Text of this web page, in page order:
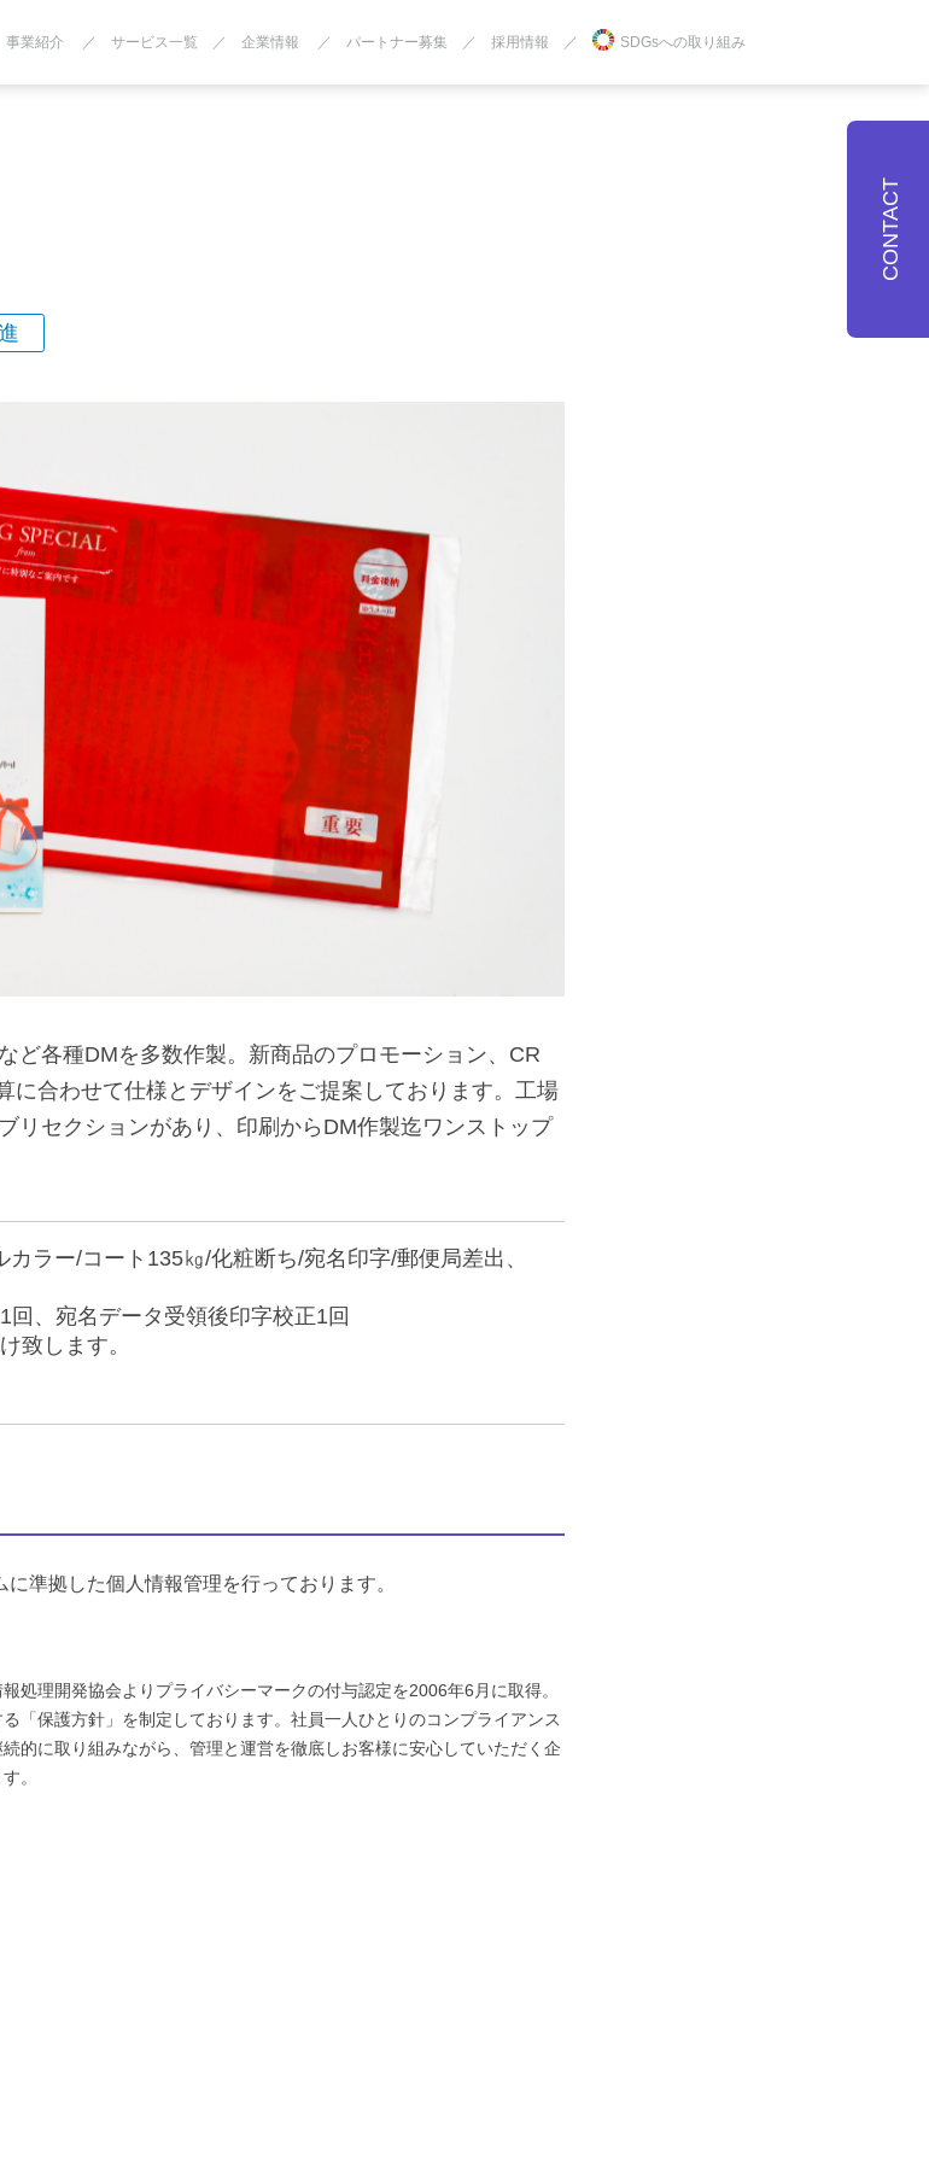
事業紹介 サービス一覧 企業情報 パートナー募集 採用情報 SDGsへの取り組み
ど各種DMを多数作製。新商品のプロモーション、CR
に合わせて仕様とデザインをご提案しております。工場
リセクションがあり、印刷からDM作製迄ワンストップ
ラー/コート135㎏/化粧断ち/宛名印字/郵便局差出、
回、宛名データ受領後印字校正1回
致します。
準拠した個人情報管理を行っております。
処理開発協会よりプライバシーマークの付与認定を2006年6月に取得。
「保護方針」を制定しております。社員一人ひとりのコンプライアンス
的に取り組みながら、管理と運営を徹底しお客様に安心していただく企
。
CONTACT